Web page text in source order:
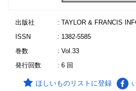
出版社
: TAYLOR & FRANCIS
ISSN
: 1382-5585
巻数
: Vol.33
発行回数
: 6 回
ほしいものリストに登録